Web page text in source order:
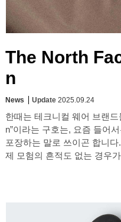
The North
n
News Update 2025.09.24
한때는 테크니컬 웨어 브랜
n”이라는 구호는, 요즘 들어
포장하는 말로 쓰이곤 합니
제 모험의 흔적도 없는 경우